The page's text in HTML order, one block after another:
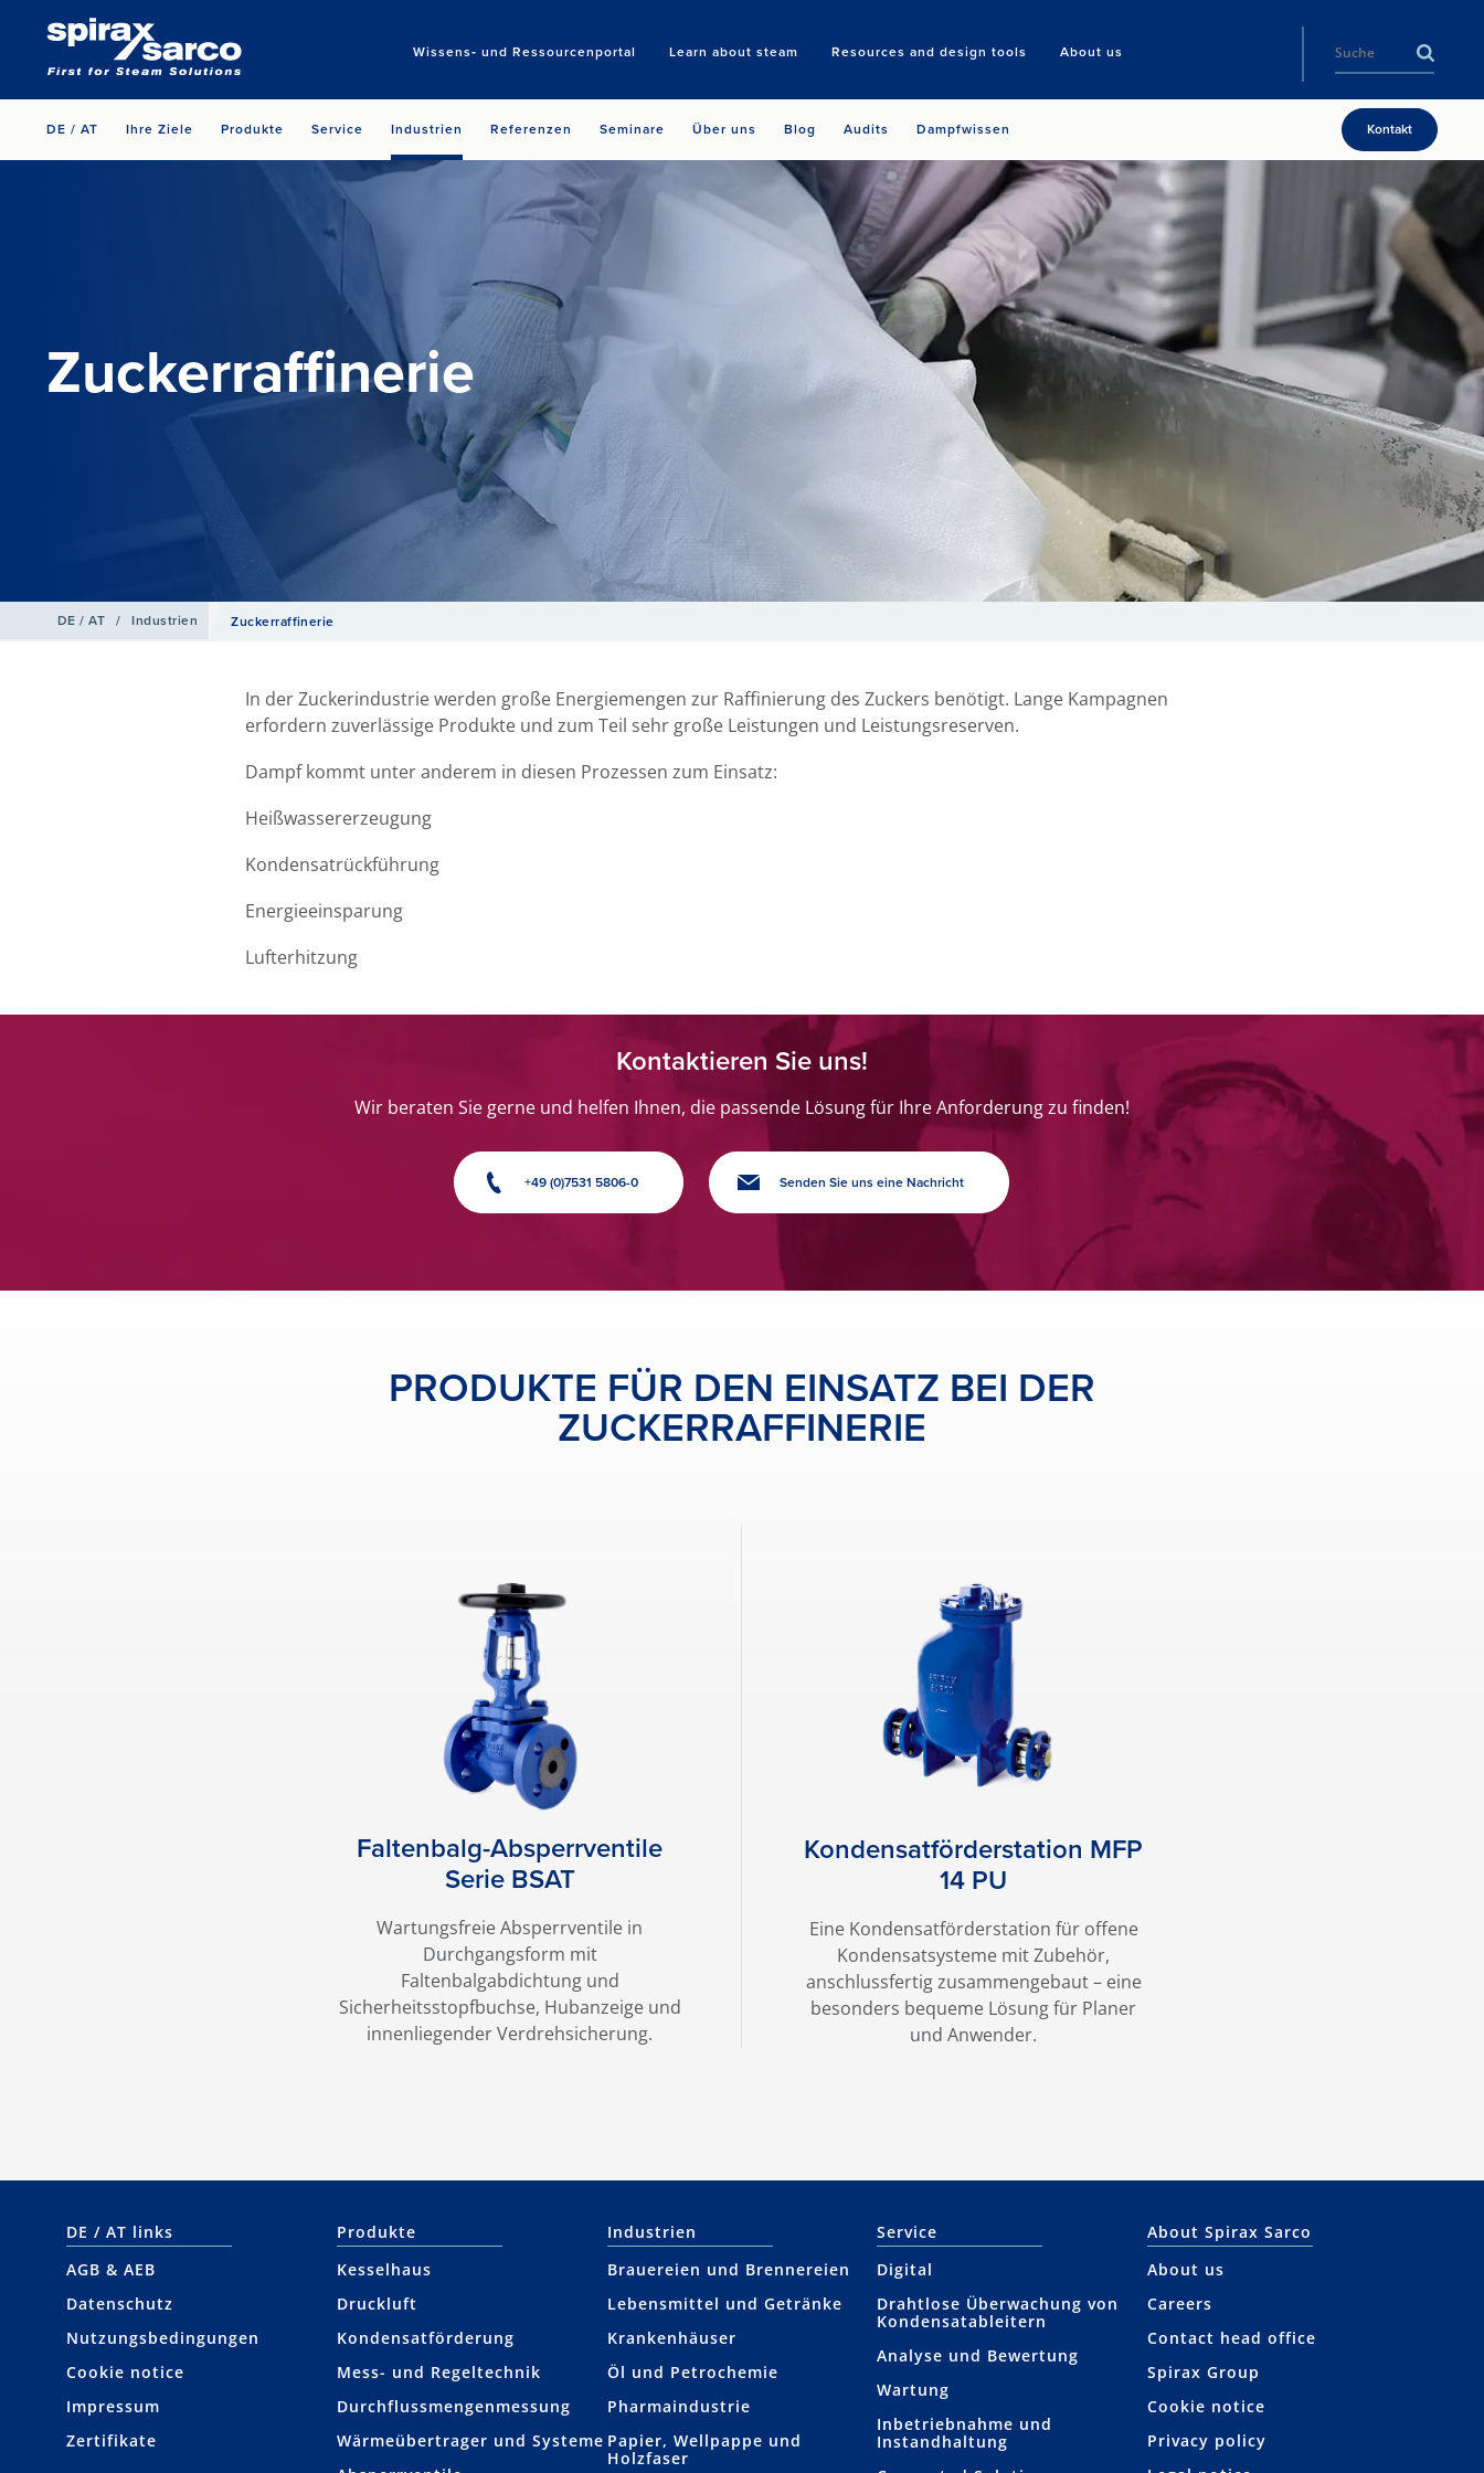
Wissens‑ und Ressourcenportal Learn about steam Resources and design tools About us
Search
DE / AT Ihre Ziele Produkte Service Industrien Referenzen Seminare Über uns Blog Audits Dampfwissen Kontakt
Zuckerraffinerie
DE / AT / Industrien Zuckerraffinerie
In der Zuckerindustrie werden große Energiemengen zur Raffinierung des Zuckers benötigt. Lange Kampagnen
erfordern zuverlässige Produkte und zum Teil sehr große Leistungen und Leistungsreserven.
Dampf kommt unter anderem in diesen Prozessen zum Einsatz:
Heißwassererzeugung
Kondensatrückführung
Energieeinsparung
Lufterhitzung
Kontaktieren Sie uns!
Wir beraten Sie gerne und helfen Ihnen, die passende Lösung für Ihre Anforderung zu finden!
+49 (0)7531 5806-0 Senden Sie uns eine Nachricht
PRODUKTE FÜR DEN EINSATZ BEI DER
ZUCKERRAFFINERIE
Faltenbalg-Absperrventile
Serie BSAT
Wartungsfreie Absperrventile in
Durchgangsform mit
Faltenbalgabdichtung und
Sicherheitsstopfbuchse, Hubanzeige und
innenliegender Verdrehsicherung.
Kondensatförder­station MFP
14 PU
Eine Kondensatförderstation für offene
Kondensatsysteme mit Zubehör,
anschlussfertig zusammengebaut – eine
besonders bequeme Lösung für Planer
und Anwender.
DE / AT links
AGB & AEB
Datenschutz
Nutzungsbedingungen
Cookie notice
Impressum
Zertifikate
Produkte
Kesselhaus
Druckluft
Kondensat­förderung
Mess- und Regeltechnik
Durchflussmengen­­messung
Wärmeübertrager und Systeme
Industrien
Brauereien und Brennereien
Lebensmittel und Getränke
Krankenhäuser
Öl und Petrochemie
Pharmaindustrie
Papier, Wellpappe und
Holzfaser
Service
Digital
Drahtlose Überwachung von
Kondensatableitern
Analyse und Bewertung
Wartung
Inbetriebnahme und
Instandhaltung
About Spirax Sarco
About us
Careers
Contact head office
Spirax Group
Cookie notice
Privacy policy